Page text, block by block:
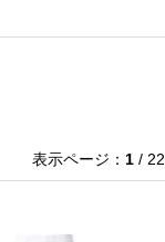
表示ページ： 1 / 22